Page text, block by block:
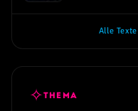
Alle
✧THEMA